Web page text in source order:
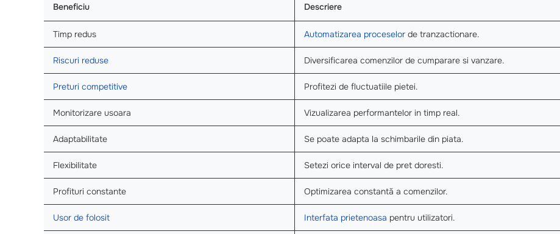
Beneficiu Descriere
Timp redus Automatizarea proceselor de tranzactionare.
Riscuri reduse Diversificarea comenzilor de cumparare si vanzare.
Preturi competitive Profitezi de fluctuatiile pietei.
Monitorizare usoara Vizualizarea performantelor in timp real.
Adaptabilitate Se poate adapta la schimbarile din piata.
Flexibilitate Setezi orice interval de pret doresti.
Profituri constante Optimizarea constantă a comenzilor.
Usor de folosit Interfata prietenoasa pentru utilizatori.